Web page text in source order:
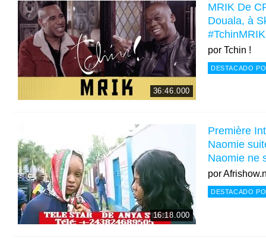
36:46.000
MRIK De
Douala, à
#TchinMRIK
por Tchin !
DESTACADO
16:18.000
Première
Naomie
Naomie ne
por
DESTACADO